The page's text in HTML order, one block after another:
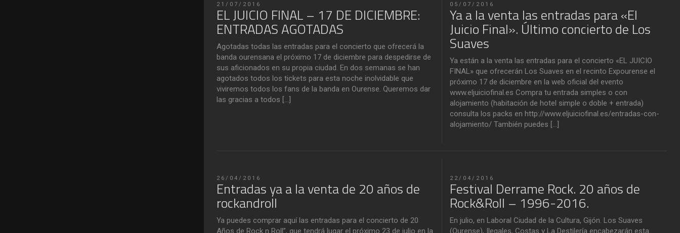
21/07/2016
EL JUICIO FINAL – 17 DE DICIEMBRE:
ENTRADAS AGOTADAS
Agotadas todas las entradas para el concierto que ofrecerá la
banda ourensana el próximo 17 de diciembre para despedirse de
sus aficionados en su propia ciudad. En dos semanas se han
agotados todos los tickets para esta noche inolvidable que
viviremos todos los fans de la banda en Ourense. Queremos dar
las gracias a todos […]
05/07/2016
Ya a la venta las entradas para «El
Juicio Final». Último concierto de Los
Suaves
Ya están a la venta las entradas para el concierto «EL JUICIO
FINAL» que ofrecerán Los Suaves en el recinto Expourense el
próximo 17 de diciembre en la web oficial del evento
www.eljuiciofinal.es Compra tu entrada simples o con
alojamiento (habitación de hotel simple o doble + entrada)
consulta los packs en http://www.eljuiciofinal.es/entradas-con-
alojamiento/ También puedes […]
26/04/2016
Entradas ya a la venta de 20 años de
rockandroll
Ya puedes comprar aquí las entradas para el concierto de ‪20
Años de Rock n Roll‬”, que tendrá lugar el próximo 23 de julio en la
22/04/2016
Festival Derrame Rock. 20 años de
Rock&Roll – 1996-2016.
En julio, en Laboral Ciudad de la Cultura, Gijón. Los Suaves
(Ourense), Ilegales, Costas y La Destilería encabezarán esta